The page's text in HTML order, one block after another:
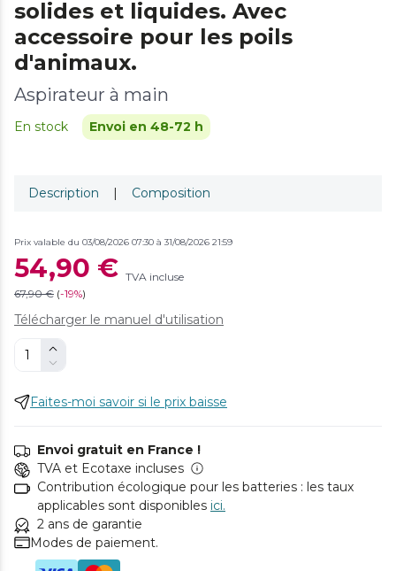
solides et liquides. Avec
accessoire pour les poils
d'animaux.
Aspirateur à main
En stock Envoi en 48-72 h
Description | Composition
Prix valable du 03/08/2026 07:30 à 31/08/2026 21:59
54,90 € TVA incluse
67,90 € (-19%)
Télécharger le manuel d'utilisation
Faites-moi savoir si le prix baisse
Envoi gratuit en France !
TVA et Ecotaxe incluses
Contribution écologique pour les batteries : les taux
applicables sont disponibles ici.
2 ans de garantie
Modes de paiement.